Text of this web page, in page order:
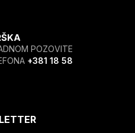
POZOVITE
+381 18 58